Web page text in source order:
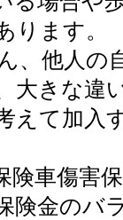
ります。
、他人の
大きな違
えて加入
険車傷害
険金のバ